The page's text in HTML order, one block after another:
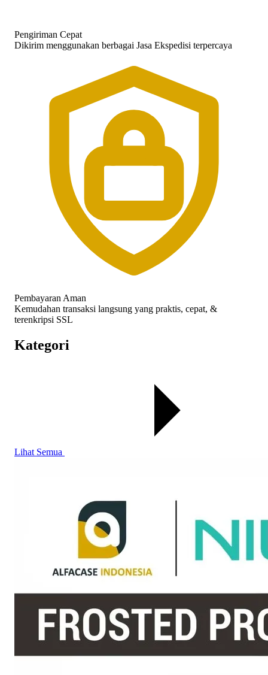
Pengiriman Cepat
Dikirim menggunakan berbagai Jasa Ekspedisi terpercaya
Pembayaran Aman
Kemudahan transaksi langsung yang praktis, cepat, &
terenkripsi SSL
Kategori
Lihat Semua